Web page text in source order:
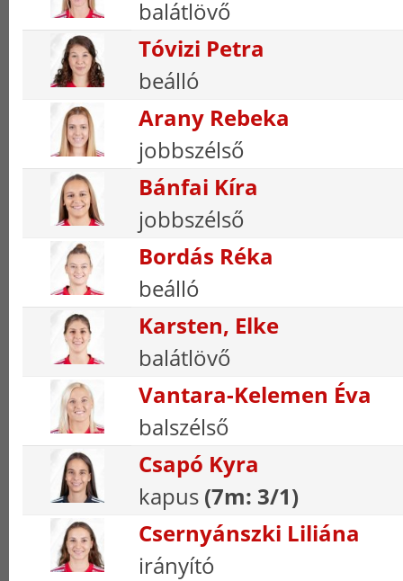
balátlövő
Tóvizi Petra
beálló
Arany Rebeka
jobbszélső
Bánfai Kíra
jobbszélső
Bordás Réka
beálló
Karsten, Elke
balátlövő
Vantara-Kelemen Éva
balszélső
Csapó Kyra
kapus (7m: 3/1)
Csernyánszki Liliána
irányító